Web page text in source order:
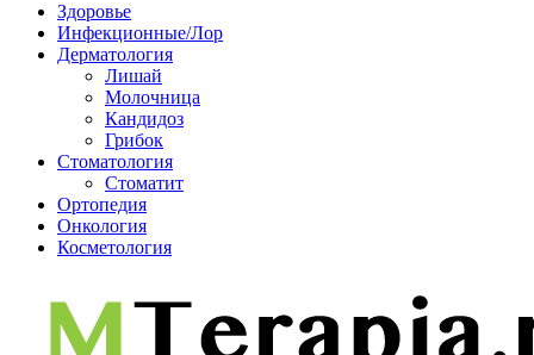
Здоровье
Инфекционные/Лор
Дерматология
Лишай
Молочница
Кандидоз
Грибок
Стоматология
Стоматит
Ортопедия
Онкология
Косметология